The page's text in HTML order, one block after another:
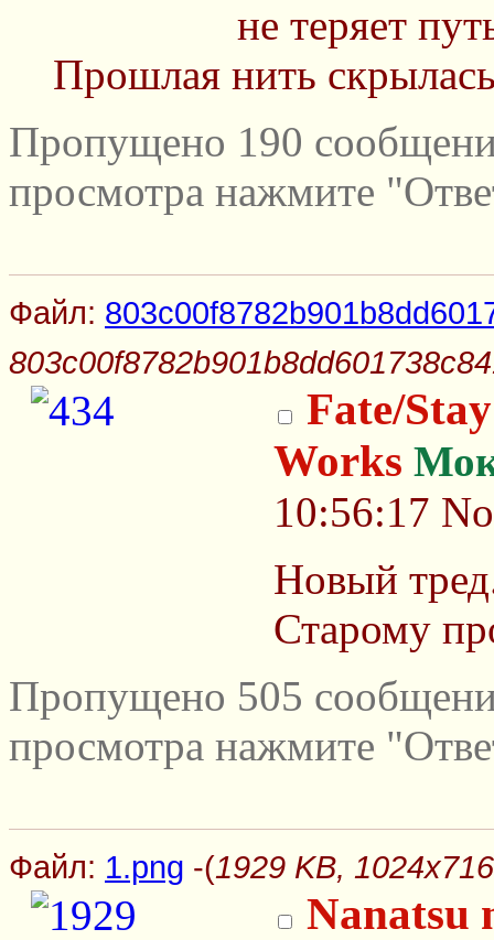
не теряет
Прошлая нить
Пропущено 190
просмотра нажмите
Файл:
Fate/
Works
10:56:17
Новый
Старому
Пропущено 505
просмотра нажмите
Файл: 1.png -(1929 KB,
Nanatsu